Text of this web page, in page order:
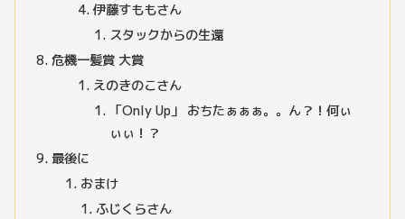
伊藤すももさん
スタックからの生還
危機一髪賞 大賞
えのきのこさん
「Only Up」 おちたぁぁぁ。。ん？！何ぃ
ぃぃ！？
最後に
おまけ
ふじくらさん